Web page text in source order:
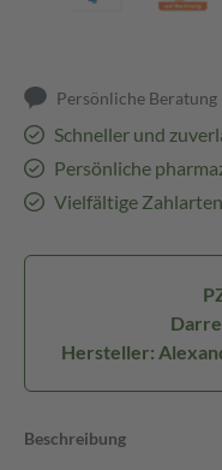
Persönliche Beratung
Schneller und
Persönliche
Vielfältige Zahlarten
Hersteller:
Beschreibung